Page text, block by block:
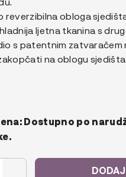
reverzibilna obloga
ljetna tkanina s
s patentnim zatvaračem
na oblogu
Dostupno po